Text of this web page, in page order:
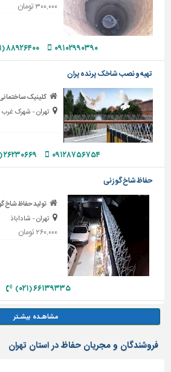
۳۰۰,۰۰۰ تومان
۰۹۱۰۲۹۹۰۳۹۰ ۸۸۹۲۶۴۰۰ (۰۲۱)
تهیه و نصب شاخک پرنده پران
کلینیک
تهران - شهرک غرب
۰۹۱۲۸۷۵۶۷۵۴ ۲۶۲۳۰۶۶۹ (۰۲۱)
حفاظ شاخ گوزنی
تولید حفاظ شاخ
تهران - شاداباذ
۲۶۰,۰۰۰ تومان
۶۶۱۳۹۳۳۵ (۰۲۱)
فروشندگان و مجریان حفاظ در استان تهران